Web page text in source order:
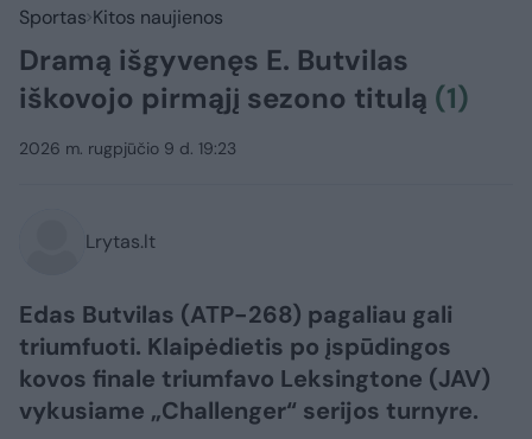
Sportas Kitos naujienos
Dramą išgyvenęs E. Butvilas
iškovojo pirmąjį sezono titulą (1)
2026 m. rugpjūčio 9 d. 19:23
Lrytas.lt
Edas Butvilas (ATP-268) pagaliau gali
triumfuoti. Klaipėdietis po įspūdingos
kovos finale triumfavo Leksingtone (JAV)
vykusiame „Challenger“ serijos turnyre.